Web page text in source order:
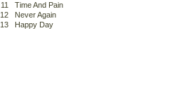
11
Time And Pain
12
Never Again
13
Happy Day